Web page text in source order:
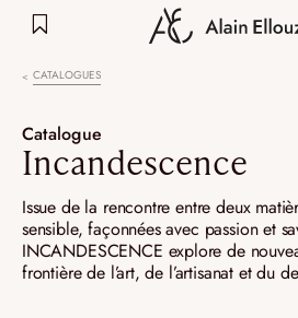
CATALOGUES
Catalogue
Incandescence
Issue de la rencontre entre deux
sensible, façonnées avec passion et
INCANDESCENCE explore de
frontière de l’art, de l’artisanat et du